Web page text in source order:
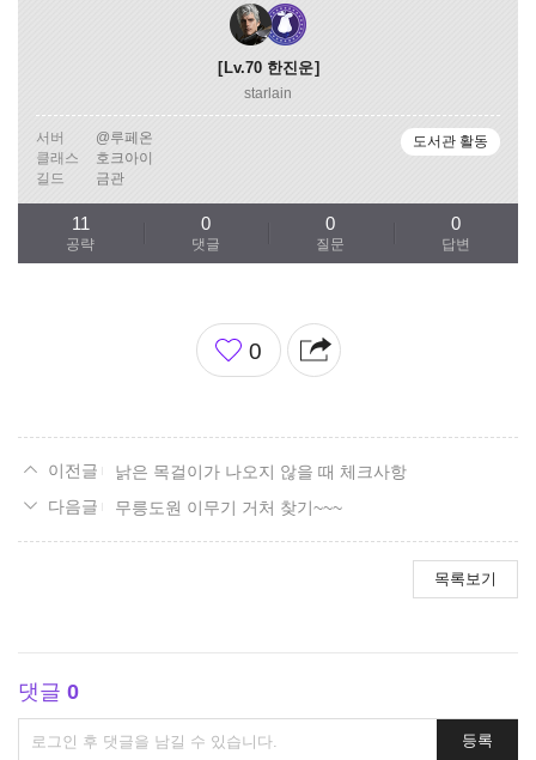
Lv.70 한진운
starlain
서버
@루페온
클래스
호크아이
길드
금관
도서관 활동
공략
11
댓글
0
질문
0
답변
0
좋
아
0
낡은 목걸이가 나오지 않을 때 체크사항
무릉도원 이무기 거처 찾기~~~
목록보기
댓글 0
댓
등록